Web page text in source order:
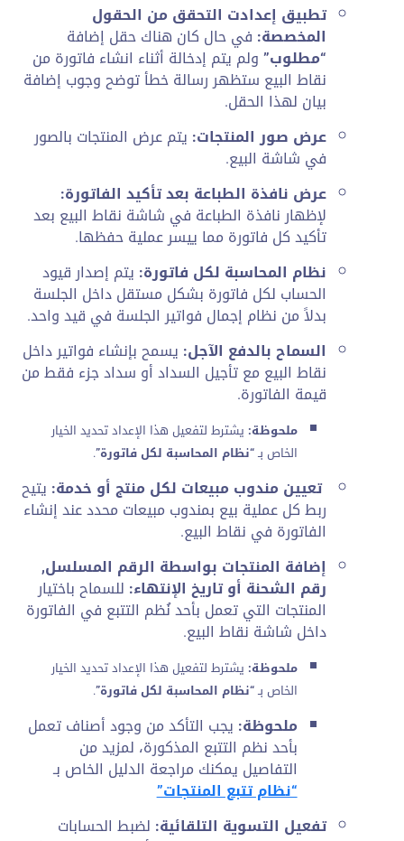
تطبيق إعدادت التحقق من الحقول
المخصصة: في حال كان هناك حقل إضافة
“مطلوب”ولم يتم إدخالة أثناء انشاء فاتورة من
نقاط البيع ستظهر رسالة خطأ توضح وجوب إضافة
بيان لهذا الحقل.
عرض صور المنتجات: يتم عرض المنتجات بالصور
في شاشة البيع.
عرض نافذة الطباعة بعد تأكيد الفاتورة:
لإظهار نافذة الطباعة في شاشة نقاط البيع بعد
تأكيد كل فاتورة مما ييسر عملية حفظها.
نظام المحاسبة لكل فاتورة: يتم إصدار قيود
الحساب لكل فاتورة بشكل مستقل داخل الجلسة
بدلاً من نظام إجمال فواتير الجلسة في قيد واحد.
السماح بالدفع الآجل: يسمح بإنشاء فواتير داخل
نقاط البيع مع تأجيل السداد أو سداد جزء فقط من
قيمة الفاتورة.
ملحوظة: يشترط لتفعيل هذا الإعداد تحديد الخيار
الخاص بـ“نظام المحاسبة لكل فاتورة”.
تعيين مندوب مبيعات لكل منتج أو خدمة: يتيح
ربط كل عملية بيع بمندوب مبيعات محدد عند إنشاء
الفاتورة في نقاط البيع.
إضافة المنتجات بواسطة الرقم المسلسل,
رقم الشحنة أو تاريخ الإنتهاء: للسماح باختيار
المنتجات التي تعمل بأحد نُظم التتبع في الفاتورة
داخل شاشة نقاط البيع.
ملحوظة: يشترط لتفعيل هذا الإعداد تحديد الخيار
الخاص بـ“نظام المحاسبة لكل فاتورة”.
ملحوظة: يجب التأكد من وجود أصناف تعمل
بأحد نظم التتبع المذكورة، لمزيد من
التفاصيل يمكنك مراجعة الدليل الخاص بـ
“نظام تتبع المنتجات”
تفعيل التسوية التلقائية: لضبط الحسابات